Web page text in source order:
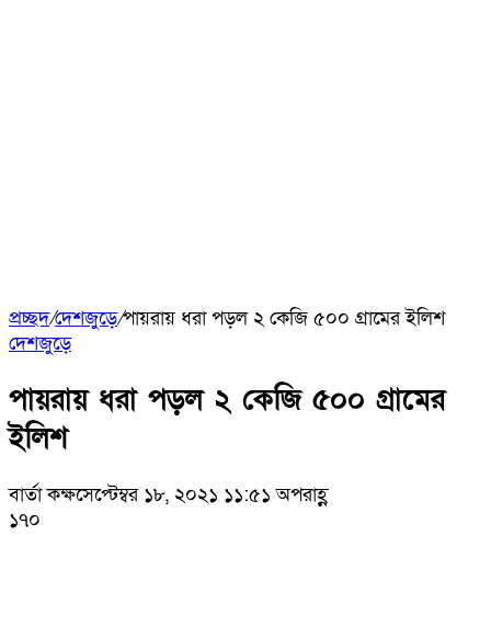
প্রচ্ছদ/দেশজুড়ে/পায়রায় ধরা পড়ল ২ কেজি ৫০০ গ্রামের ইলিশ
দেশজুড়ে
পায়রায় ধরা পড়ল ২ কেজি ৫০০ গ্রামের
ইলিশ
বার্তা কক্ষসেপ্টেম্বর ১৮, ২০২১ ১১:৫১ অপরাহ্ণ
১৭০